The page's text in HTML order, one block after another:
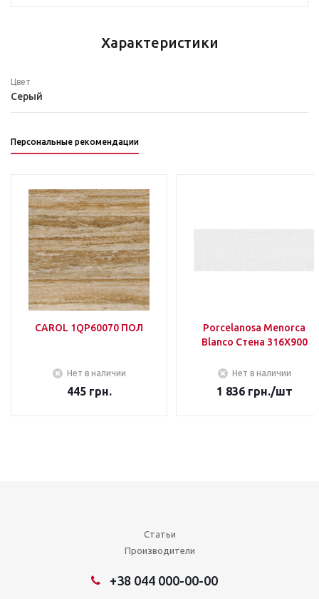
Характеристики
Цвет
Серый
Персональные рекомендации
CAROL 1QP60070 ПОЛ
Нет в наличии
445грн.
Porcelanosa Menorca
Blanco Стена 316Х900
Нет в наличии
1 836грн./шт
Статьи
Производители
+38 044 000-00-00